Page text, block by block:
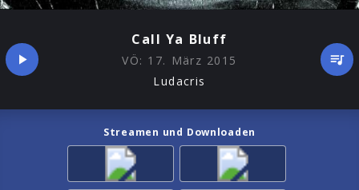
Call Ya Bluff
VÖ: 17. März 2015
Ludacris
Streamen und Downloaden